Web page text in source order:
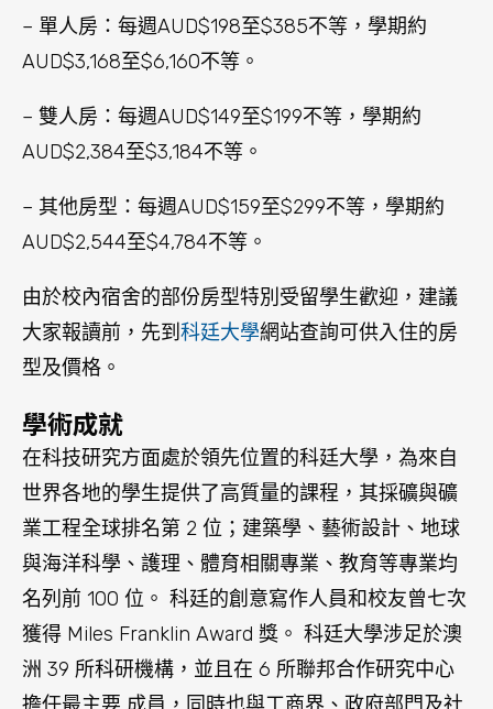
型及價格。
學術成就
在科技研究方面處於領先位置的科廷大學，為來自
世界各地的學生提供了高質量的課程，其採礦與礦
與海洋科學、護理、體育相關專業、教育等專業均
名列前 100 位。 科廷的創意寫作人員和校友曾七次
獲得 Miles Franklin Award 獎。 科廷大學涉足於澳
洲 39 所科研機構，並且在 6 所聯邦合作研究中心
擔任最主要 成員，同時也與工商界、政府部門及社
擁有高標準的專業技能，而且能夠馬上投入和適應
工作環境。
學術領域
熱門科目
物理治療
言語治療
放射治療